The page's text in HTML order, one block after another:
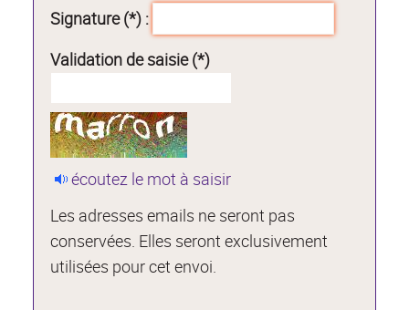
Signature (*) :
Validation de saisie (*)
écoutez le mot à saisir
Les adresses emails ne seront pas
conservées. Elles seront exclusivement
utilisées pour cet envoi.